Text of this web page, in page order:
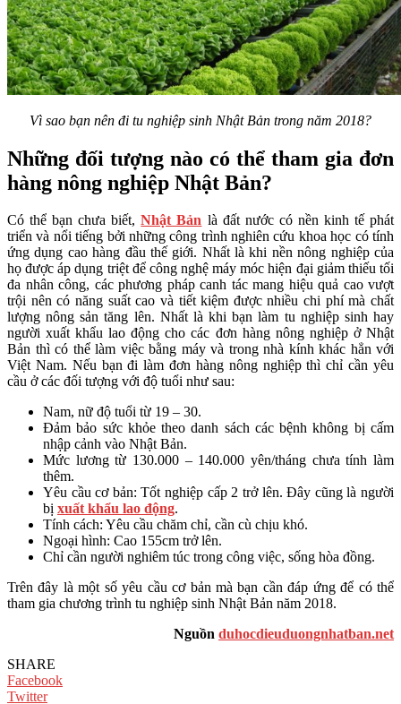
Vì sao bạn nên đi tu nghiệp sinh Nhật Bản trong năm 2018?
Những đối tượng nào có thể tham gia đơn
hàng nông nghiệp Nhật Bản?
Có thể bạn chưa biết,Nhật Bản là đất nước có nền kinh tế phát
triển và nổi tiếng bởi những công trình nghiên cứu khoa học có tính
ứng dụng cao hàng đầu thế giới. Nhất là khi nền nông nghiệp của
họ được áp dụng triệt để công nghệ máy móc hiện đại giảm thiếu tối
đa nhân công, các phương pháp canh tác mang hiệu quả cao vượt
trội nên có năng suất cao và tiết kiệm được nhiều chi phí mà chất
lượng nông sản tăng lên. Nhất là khi bạn làm tu nghiệp sinh hay
người xuất khẩu lao động cho các đơn hàng nông nghiệp ở Nhật
Bản thì có thể làm việc bằng máy và trong nhà kính khác hẳn với
Việt Nam. Nếu bạn đi làm đơn hàng nông nghiệp thì chỉ cần yêu
cầu ở các đối tượng với độ tuổi như sau:
Nam, nữ độ tuổi từ 19 – 30.
Đảm bảo sức khỏe theo danh sách các bệnh không bị cấm
nhập cảnh vào Nhật Bản.
Mức lương từ 130.000 – 140.000 yên/tháng chưa tính làm
thêm.
Yêu cầu cơ bản: Tốt nghiệp cấp 2 trở lên. Đây cũng là người
bị xuất khẩu lao động.
Tính cách: Yêu cầu chăm chỉ, cần cù chịu khó.
Ngoại hình: Cao 155cm trở lên.
Chỉ cần người nghiêm túc trong công việc, sống hòa đồng.
Trên đây là một số yêu cầu cơ bản mà bạn cần đáp ứng để có thể
tham gia chương trình tu nghiệp sinh Nhật Bản năm 2018.
Nguồn duhocdieuduongnhatban.net
SHARE
Facebook
Twitter